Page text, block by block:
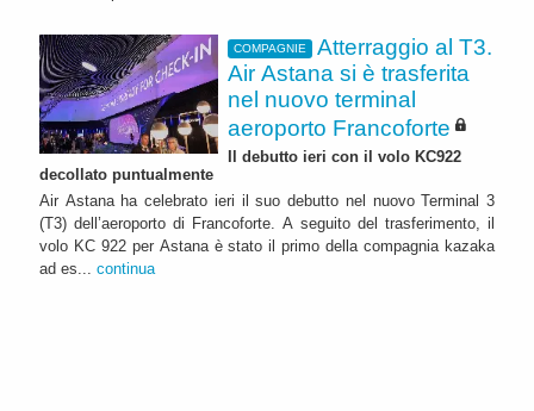
COMPAGNIE
Atterraggio al T3.
Air Astana si è trasferita
nel nuovo terminal
aeroporto Francoforte
Il debutto ieri con il volo KC922
decollato puntualmente
Air Astana ha celebrato ieri il suo debutto nel nuovo Terminal 3
(T3) dell’aeroporto di Francoforte. A seguito del trasferimento, il
volo KC 922 per Astana è stato il primo della compagnia kazaka
ad es... continua